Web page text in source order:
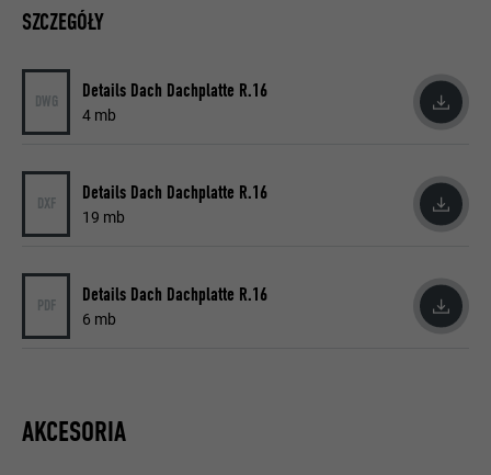
SZCZEGÓŁY
DWG Details Dach Dachplatte R.16
4 mb
DXF Details Dach Dachplatte R.16
19 mb
PDF Details Dach Dachplatte R.16
6 mb
AKCESORIA
NAZWA
DOSTAWCA
CEL
społecznościowej LinkedIn do
obserwowania stosowania wstawionych
NAZWA
PROCEDURA